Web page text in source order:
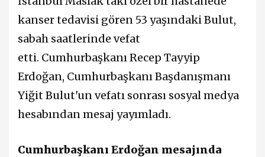
kanser tedavisi gören 53 yaşındaki Bulut,
sabah saatlerinde vefat
etti. Cumhurbaşkanı Recep Tayyip
Erdoğan, Cumhurbaşkanı Başdanışmanı
Yiğit Bulut'un vefatı sonrası sosyal medya
hesabından mesaj yayımladı.
Cumhurbaşkanı Erdoğan mesajında